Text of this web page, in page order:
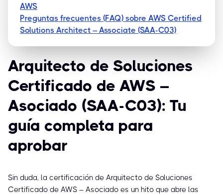
AWS
Preguntas frecuentes (FAQ) sobre AWS Certified
Solutions Architect – Associate (SAA-C03)
Arquitecto de Soluciones
Certificado de AWS –
Asociado (SAA-C03): Tu
guía completa para
aprobar
Sin duda, la certificación de Arquitecto de Soluciones
Certificado de AWS – Asociado es un hito que abre las